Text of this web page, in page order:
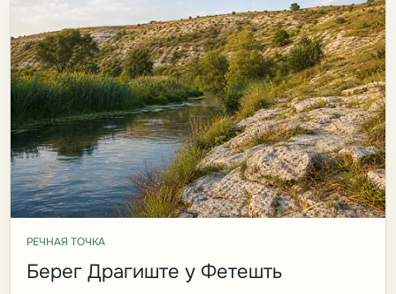
РЕЧНАЯ ТОЧКА
Берег Драгиште у Фетешть